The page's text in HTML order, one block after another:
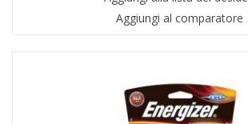
Aggiungi al comparatore